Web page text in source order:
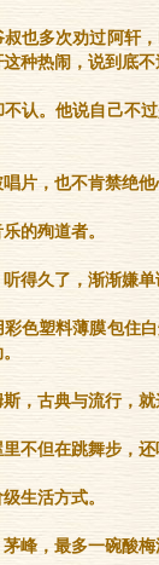
也多次劝过阿轩
种热闹，说到底不
认。他说自己不
片，也不肯禁绝他
的殉道者。
得久了，渐渐嫌单
色塑料薄膜包住
，古典与流行，就
不但在跳舞步，还
生活方式。
峰，最多一碗酸梅